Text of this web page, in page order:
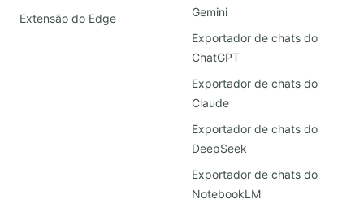
Extensão do Edge
Gemini
Exportador de chats do
ChatGPT
Exportador de chats do
Claude
Exportador de chats do
DeepSeek
Exportador de chats do
NotebookLM